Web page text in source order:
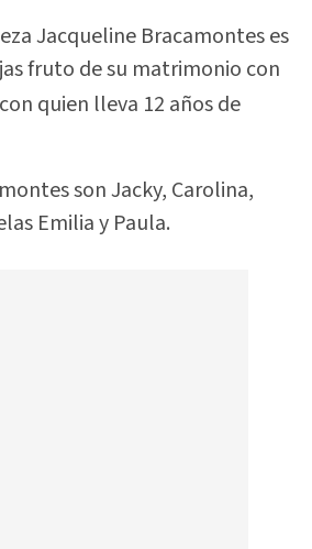
Jacqueline Bracamontes es
fruto de su matrimonio con
quien lleva 12 años de
son Jacky, Carolina,
Emilia y Paula.